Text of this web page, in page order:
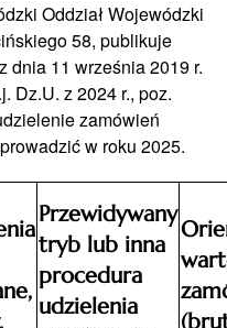
Oddział Wojewódzki
58, publikuje
dnia 11 września 2019 r.
Dz.U. z 2024 r., poz.
zamówień
w roku 2025.
Przewidywany
tryb lub inna
procedura
udzielenia